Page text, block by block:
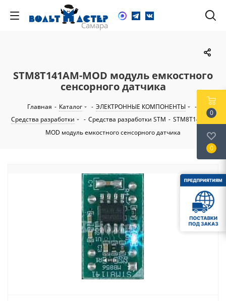
STM8T141AM-MOD модуль емкостного
сенсорного датчика
Главная - Каталог - ЭЛЕКТРОННЫЕ КОМПОНЕНТЫ
-
Средства разработки
- Средства разработки STM - STM8T141AM-
MOD модуль емкостного сенсорного датчика
0
0